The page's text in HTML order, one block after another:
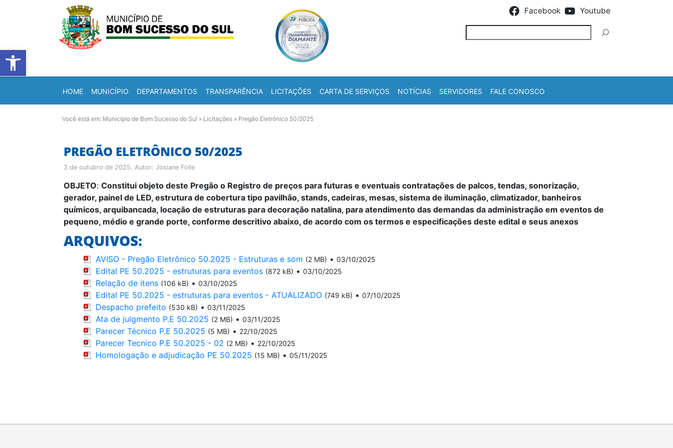
Barra de Ferramentas Aberta
Facebook Youtube
HOME MUNICÍPIO DEPARTAMENTOS TRANSPARÊNCIA LICITAÇÕES CARTA DE SERVIÇOS NOTÍCIAS SERVIDORES FALE CONOSCO
Você está em: Município de Bom Sucesso do Sul » Licitações » Pregão Eletrônico 50/2025
PREGÃO ELETRÔNICO 50/2025
3 de outubro de 2025. Autor: Josiane Folle
OBJETO: Constitui objeto deste Pregão o Registro de preços para futuras e eventuais contratações de palcos, tendas, sonorização,
gerador, painel de LED, estrutura de cobertura tipo pavilhão, stands, cadeiras, mesas, sistema de iluminação, climatizador, banheiros
químicos, arquibancada, locação de estruturas para decoração natalina, para atendimento das demandas da administração em eventos de
pequeno, médio e grande porte, conforme descritivo abaixo, de acordo com os termos e especificações deste edital e seus anexos
ARQUIVOS:
AVISO - Pregão Eletrônico 50.2025 - Estruturas e som (2 MB) • 03/10/2025
Edital PE 50.2025 - estruturas para eventos (872 kB) • 03/10/2025
Relação de itens (106 kB) • 03/10/2025
Edital PE 50.2025 - estruturas para eventos - ATUALIZADO (749 kB) • 07/10/2025
Despacho prefeito (530 kB) • 03/11/2025
Ata de julgmento P.E 50.2025 (2 MB) • 03/11/2025
Parecer Técnico P.E 50.2025 (5 MB) • 22/10/2025
Parecer Tecnico P.E 50.2025 - 02 (2 MB) • 22/10/2025
Homologação e adjudicação PE 50.2025 (15 MB) • 05/11/2025